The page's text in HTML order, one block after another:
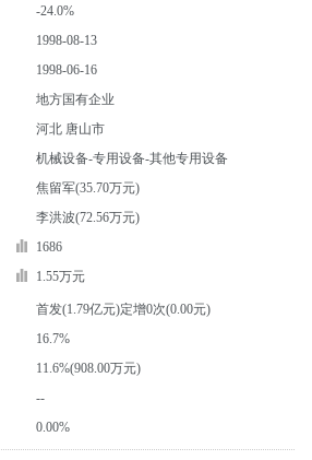
-24.0%
1998-08-13
1998-06-16
地方国有企业
河北 唐山市
机械设备-专用设备-其他专用设备
焦留军(35.70万元)
李洪波(72.56万元)
1686
1.55万元
首发(1.79亿元)定增0次(0.00元)
16.7%
11.6%(908.00万元)
--
0.00%